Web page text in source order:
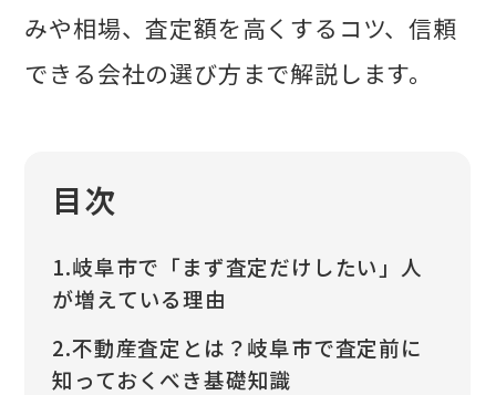
みや相場、査定額を高くするコツ、信頼
できる会社の選び方まで解説します。
目次
1.岐阜市で「まず査定だけしたい」人
が増えている理由
2.不動産査定とは？岐阜市で査定前に
知っておくべき基礎知識